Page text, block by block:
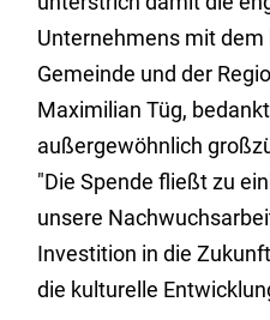
Unternehmens mit
Gemeinde und der
Maximilian Tüg,
außergewöhnlich
"Die Spende fließt zu
unsere
Investition in die
die kulturelle